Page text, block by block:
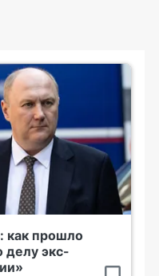
как прошло
делу экс-